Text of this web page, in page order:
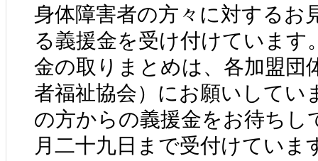
身体障害者の方々に対するお
る義援金を受け付けています
金の取りまとめは、各加盟団
者福祉協会）にお願いしてい
の方からの義援金をお待ちし
月二十九日まで受付けていま